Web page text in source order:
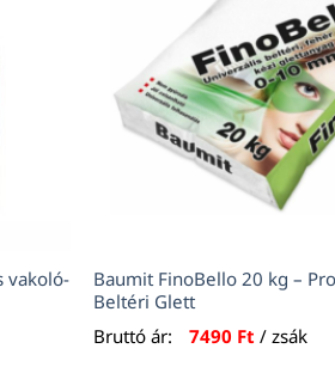
vakoló-
Baumit FinoBello 20 kg –
Beltéri Glett
Bruttó ár:
7490 Ft / zsák